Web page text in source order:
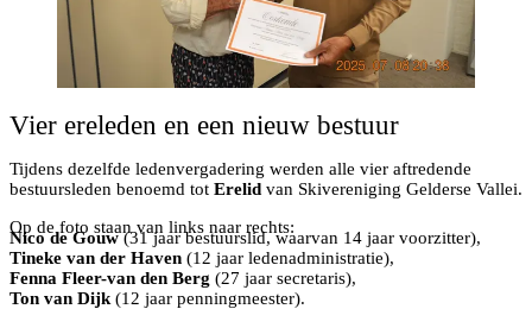
Vier ereleden en een nieuw bestuur
Tijdens dezelfde ledenvergadering werden alle vier aftredende
bestuursleden benoemd tot Erelid van Skivereniging Gelderse Vallei.
Op de foto staan van links naar rechts:
Nico de Gouw(31 jaar bestuurslid, waarvan 14 jaar voorzitter),
Tineke van der Haven (12 jaar ledenadministratie),
Fenna Fleer-van den Berg (27 jaar secretaris),
Ton van Dijk (12 jaar penningmeester).